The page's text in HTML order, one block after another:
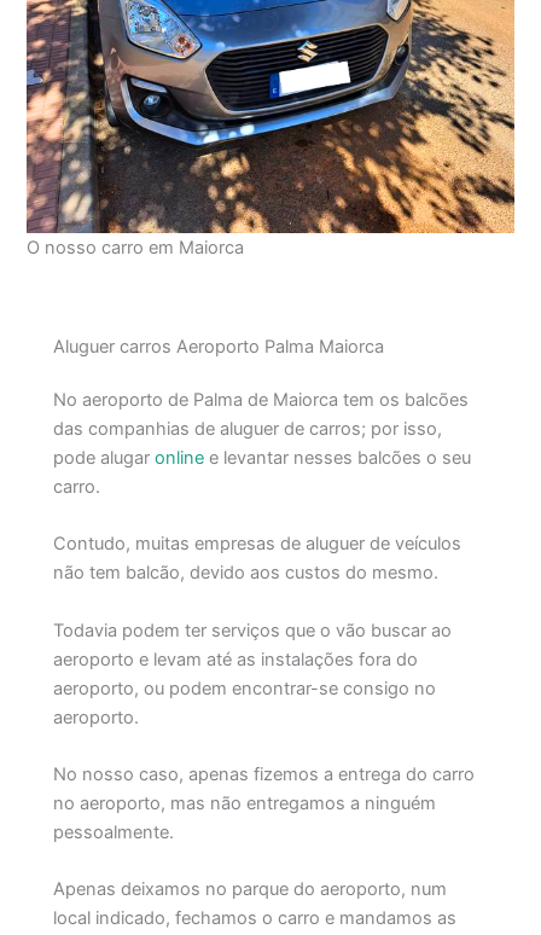
O nosso carro em Maiorca
Aluguer carros Aeroporto Palma Maiorca
No aeroporto de Palma de Maiorca tem os balcões
das companhias de aluguer de carros; por isso,
pode alugaronline e levantar nesses balcões o seu
carro.
Contudo, muitas empresas de aluguer de veículos
não tem balcão, devido aos custos do mesmo.
Todavia podem ter serviços que o vão buscar ao
aeroporto e levam até as instalações fora do
aeroporto, ou podem encontrar-se consigo no
aeroporto.
No nosso caso, apenas fizemos a entrega do carro
no aeroporto, mas não entregamos a ninguém
pessoalmente.
Apenas deixamos no parque do aeroporto, num
local indicado, fechamos o carro e mandamos as